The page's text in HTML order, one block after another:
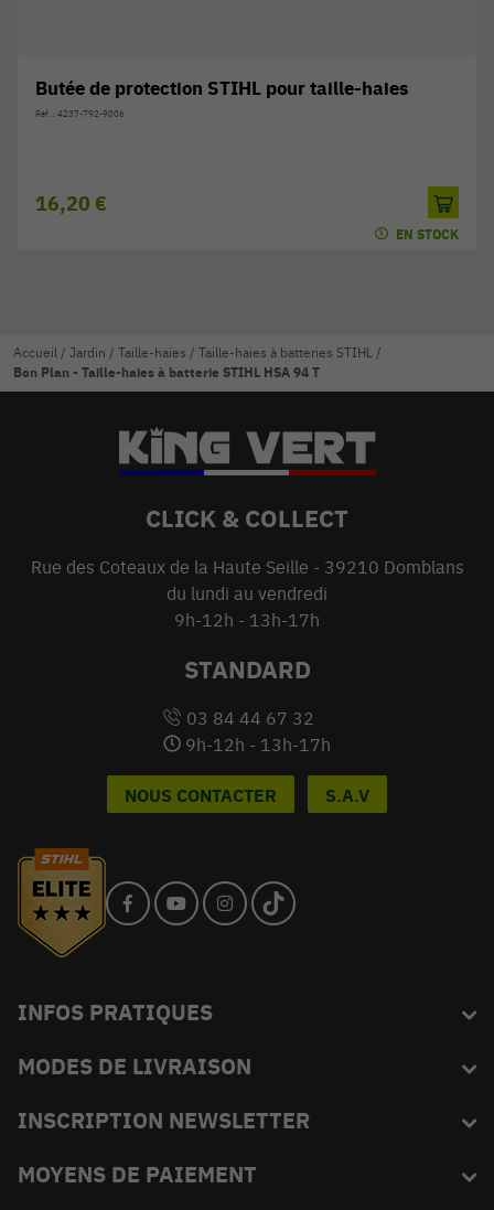
Butée de protection STIHL pour taille-haies
Réf. : 4237-792-9006
16,20 €
EN STOCK
Accueil / Jardin / Taille-haies / Taille-haies à batteries STIHL /
Bon Plan - Taille-haies à batterie STIHL HSA 94 T
CLICK & COLLECT
Rue des Coteaux de la Haute Seille - 39210 Domblans
du lundi au vendredi
9h-12h - 13h-17h
STANDARD
03 84 44 67 32
9h-12h - 13h-17h
NOUS CONTACTER S.A.V
INFOS PRATIQUES
L'équipe du King
Livraison
MODES DE LIVRAISON
INSCRIPTION NEWSLETTER
Abonnez-vous et recevez en exclusivité les bons plans de
MOYENS DE PAIEMENT